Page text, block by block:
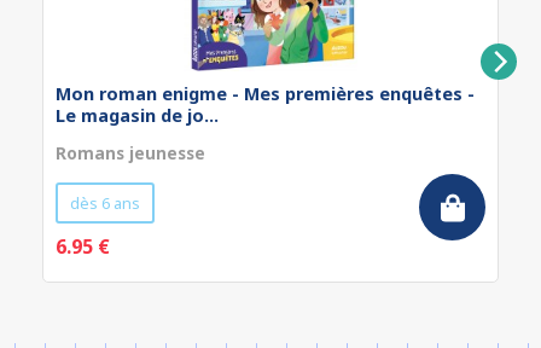
Mon roman enigme - Mes premières enquêtes -
Le magasin de jo...
Romans jeunesse
dès 6 ans
6.95 €